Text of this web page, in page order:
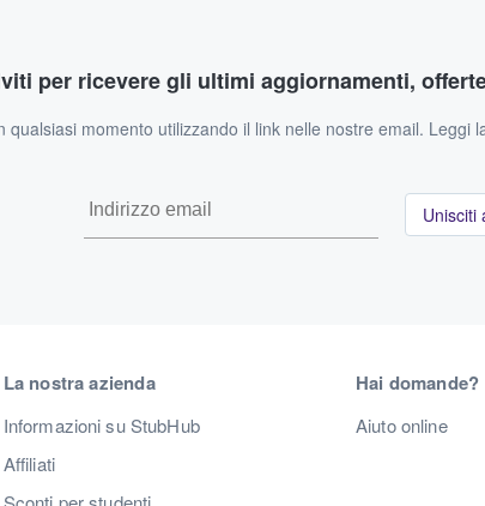
per ricevere gli ultimi aggiornamenti,
qualsiasi momento utilizzando il link nelle nostre email. Leggi
Unisciti
La nostra azienda
Informazioni su StubHub
Affiliati
Hai domande?
Aiuto online